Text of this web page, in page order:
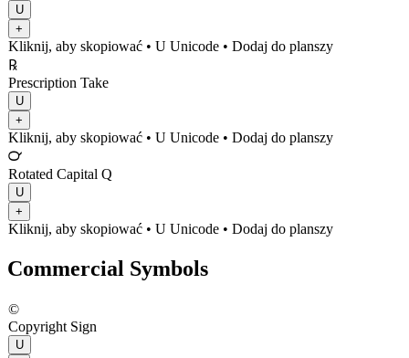
U
+
Kliknij, aby skopiować • U Unicode • Dodaj do planszy
℞
Prescription Take
U
+
Kliknij, aby skopiować • U Unicode • Dodaj do planszy
℺
Rotated Capital Q
U
+
Kliknij, aby skopiować • U Unicode • Dodaj do planszy
Commercial Symbols
©
Copyright Sign
U